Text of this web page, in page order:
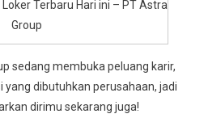
Terbaru Hari ini – PT Astra
Group
sedang membuka peluang karir,
yang dibutuhkan perusahaan, jadi
dirimu sekarang juga!